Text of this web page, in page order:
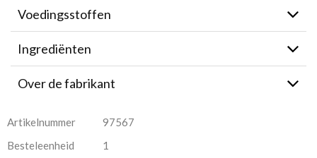
Voedingsstoffen
Ingrediënten
Over de fabrikant
Artikelnummer
97567
Besteleenheid
1